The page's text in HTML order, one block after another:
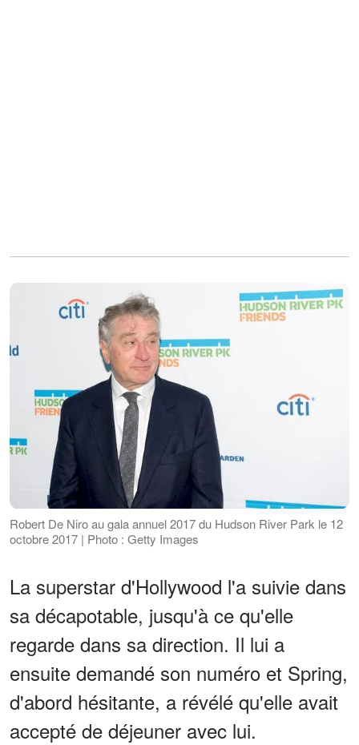
Robert De Niro au gala annuel 2017 du Hudson River Park le 12
octobre 2017 | Photo : Getty Images
La superstar d'Hollywood l'a suivie dans
sa décapotable, jusqu'à ce qu'elle
regarde dans sa direction. Il lui a
ensuite demandé son numéro et Spring,
d'abord hésitante, a révélé qu'elle avait
accepté de déjeuner avec lui.